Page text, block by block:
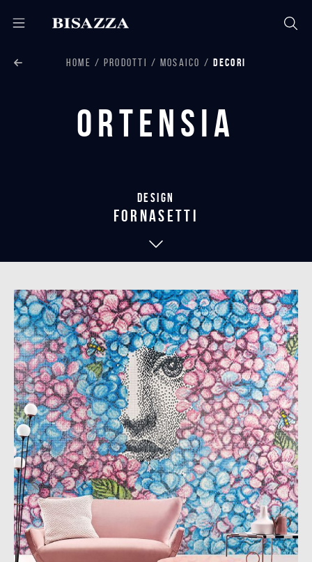
HOME PRODOTTI MOSAICO DECORI
Ortensia
Design
fornasetti